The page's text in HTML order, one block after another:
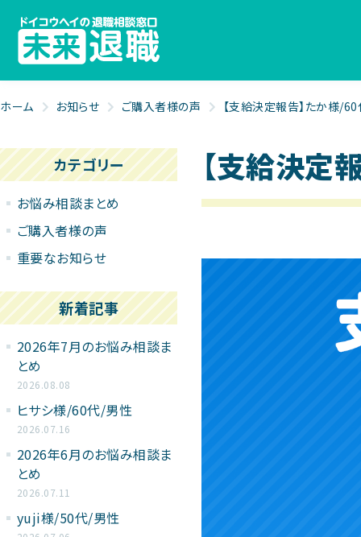
ホーム お知らせ ご購入者様の声 【支給決定報告】たか様/
【支給決定
カテゴリー
お悩み相談まとめ
ご購入者様の声
重要なお知らせ
新着記事
2026年7月のお悩み相談ま
とめ
2026.08.08
ヒサシ様/60代/男性
2026.07.16
2026年6月のお悩み相談ま
とめ
2026.07.11
yuji様/50代/男性